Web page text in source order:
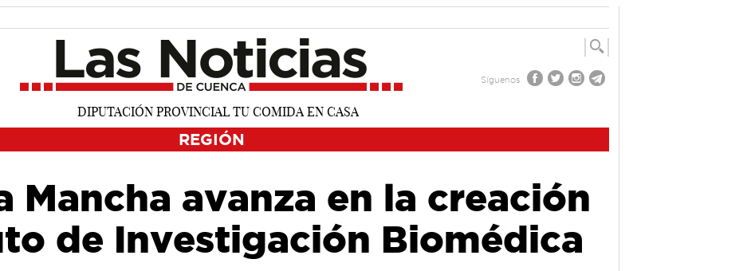
Síguenos
REGIÓN
Mancha avanza en la creación
de Investigación Biomédica